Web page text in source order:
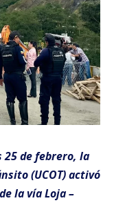
25 de febrero, la
(UCOT) activó
la vía Loja –